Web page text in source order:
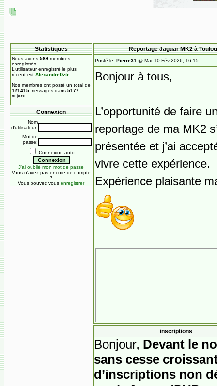
Statistiques
Nous avons 589 membres
enregistrés
L'utilisateur enregistré le plus
récent est AlexandreDztr
Nos membres ont posté un total de
121415 messages dans 5177
sujets
Connexion
Nom
d'utilisateur:
Mot de
passe:
Connexion auto
J'ai oublié mon mot de passe
Vous n'avez pas encore de compte
?
Vous pouvez vous enregistrer
Reportage Jaguar MK2 à
Posté le: Pierre31 @ Mar 10 Fév 2026, 16:15
Bonjour à tous,
L’opportunité de faire
reportage de ma MK2
présentée et j’ai
vivre cette expérience.
Expérience plaisante
inscriptions
Bonjour, Devant le
sans cesse
d’inscriptions non